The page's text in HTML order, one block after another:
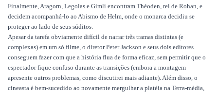
Finalmente, Aragorn, Legolas e Gimli encontram Théoden, rei de Rohan, e
decidem acompanhá-lo ao Abismo de Helm, onde o monarca decidiu se
proteger ao lado de seus súditos.
Apesar da tarefa obviamente difícil de narrar três tramas distintas (e
complexas) em um só filme, o diretor Peter Jackson e seus dois editores
conseguem fazer com que a história flua de forma eficaz, sem permitir que o
espectador fique confuso durante as transições (embora a montagem
apresente outros problemas, como discutirei mais adiante). Além disso, o
cineasta é bem-sucedido ao novamente mergulhar a platéia na Terra-média,